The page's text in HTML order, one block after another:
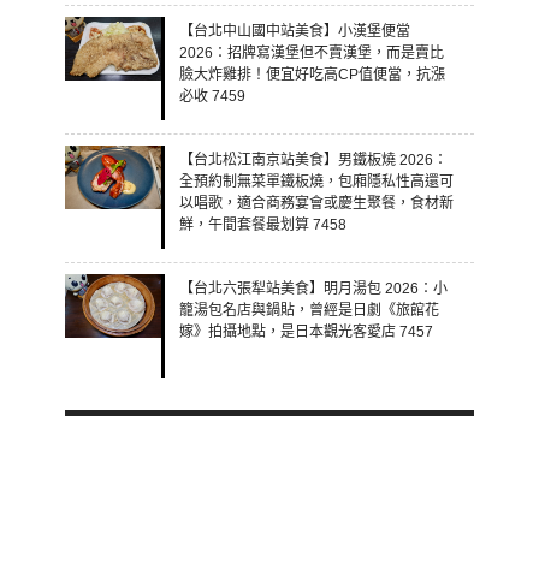
光！ 7460
【台北中山國中站美食】小漢堡便當
2026：招牌寫漢堡但不賣漢堡，而是賣比
臉大炸雞排！便宜好吃高CP值便當，抗漲
必收 7459
【台北松江南京站美食】男鐵板燒 2026：
全預約制無菜單鐵板燒，包廂隱私性高還可
以唱歌，適合商務宴會或慶生聚餐，食材新
鮮，午間套餐最划算 7458
【台北六張犁站美食】明月湯包 2026：小
籠湯包名店與鍋貼，曾經是日劇《旅館花
嫁》拍攝地點，是日本觀光客愛店 7457